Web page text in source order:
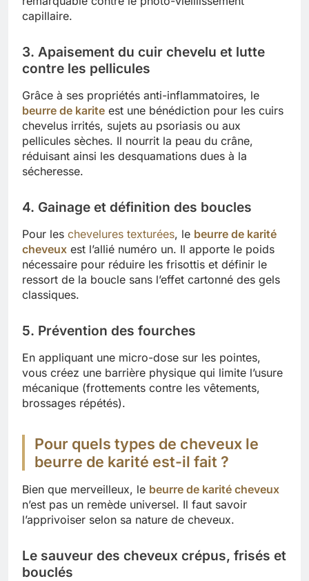
capillaire.
3. Apaisement du cuir chevelu et lutte
contre les pellicules
Grâce à ses propriétés anti-inflammatoires, le
beurre de karite est une bénédiction pour les cuirs
chevelus irrités, sujets au psoriasis ou aux
pellicules sèches. Il nourrit la peau du crâne,
réduisant ainsi les desquamations dues à la
sécheresse.
4. Gainage et définition des boucles
Pour les chevelures texturées, le beurre de karité
cheveux est l’allié numéro un. Il apporte le poids
nécessaire pour réduire les frisottis et définir le
ressort de la boucle sans l’effet cartonné des gels
classiques.
5. Prévention des fourches
En appliquant une micro-dose sur les pointes,
vous créez une barrière physique qui limite l’usure
mécanique (frottements contre les vêtements,
brossages répétés).
Pour quels types de cheveux le
beurre de karité est-il fait ?
Bien que merveilleux, le beurre de karité cheveux
n’est pas un remède universel. Il faut savoir
l’apprivoiser selon sa nature de cheveux.
Le sauveur des cheveux crépus, frisés et
bouclés